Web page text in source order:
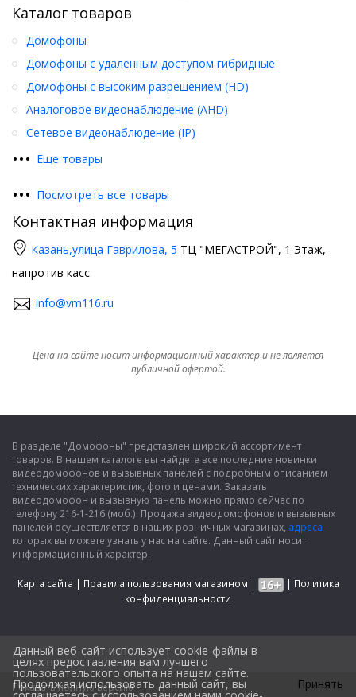
Каталог товаров
••• Еще товары
Домофоны
Домофоны с удаленным доступом гибридные
Домофоны с высоким разрешением (HD)
Аналоговое видеонаблюдение (AHD)
Сетевое видеонаблюдение (IP)
••• Посмотреть все товары
Контактная информация
Казань,улица Гаврилова, 5 ТЦ "МЕГАСТРОЙ", 1 Этаж,
напротив касс
info@vm116.ru
Цена на сайте носит информационный характер и не является
публичной офертой.
В разделе "Домофоны" представлен широкий ассортимент
товаров. В нашем каталоге вы найдете все последние новинки
видеодомофонов и вызывных панелей с подробным описанием
технических характеристик, фото и ценами. Заказать
видеодомофон и вызывную панель можно прямо сейчас по
телефону 216-1-216 (моб.). Продажа видеодомофонов и вызывных
панелей осуществляется в наших розничных магазинах, адреса
которых вы можете узнать у нас на сайте. Данный сайт носит
информационный характер!
Карта сайта | Правила пользования магазином | | Политика
конфиденциальности
Показать полную версию
Design by
Данный веб-сайт использует cookie-файлы в
целях предоставления вам лучшего
пользовательского опыта на нашем сайте.
Продолжая использовать данный сайт, вы Принять